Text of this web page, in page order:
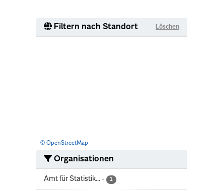
Filtern nach Standort Löschen
© OpenStreetMap
Organisationen
Amt für Statistik... - 1